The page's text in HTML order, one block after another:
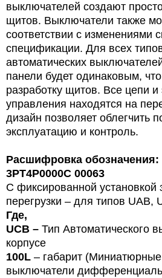
выключателей создают
щитов. Выключатели также
соответствии с изменениями
спецификации. Для всех
автоматических
панели будет одинаковым,
разработку щитов. Все цепи
управления находятся на
дизайн позволяет облегчить
эксплуатацию и контроль.
Расшифровка обозначения:
3PT4P0000C 00063
С фиксированной установкой
перегрузки – для типов UAB,
Где,
UCB – Тип Автоматического
корпусе
100L – габарит
выключатели